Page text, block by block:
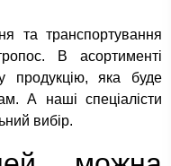
та транспортування
В асортименті
продукцію, яка буде
А наші спеціалісти
вибір.